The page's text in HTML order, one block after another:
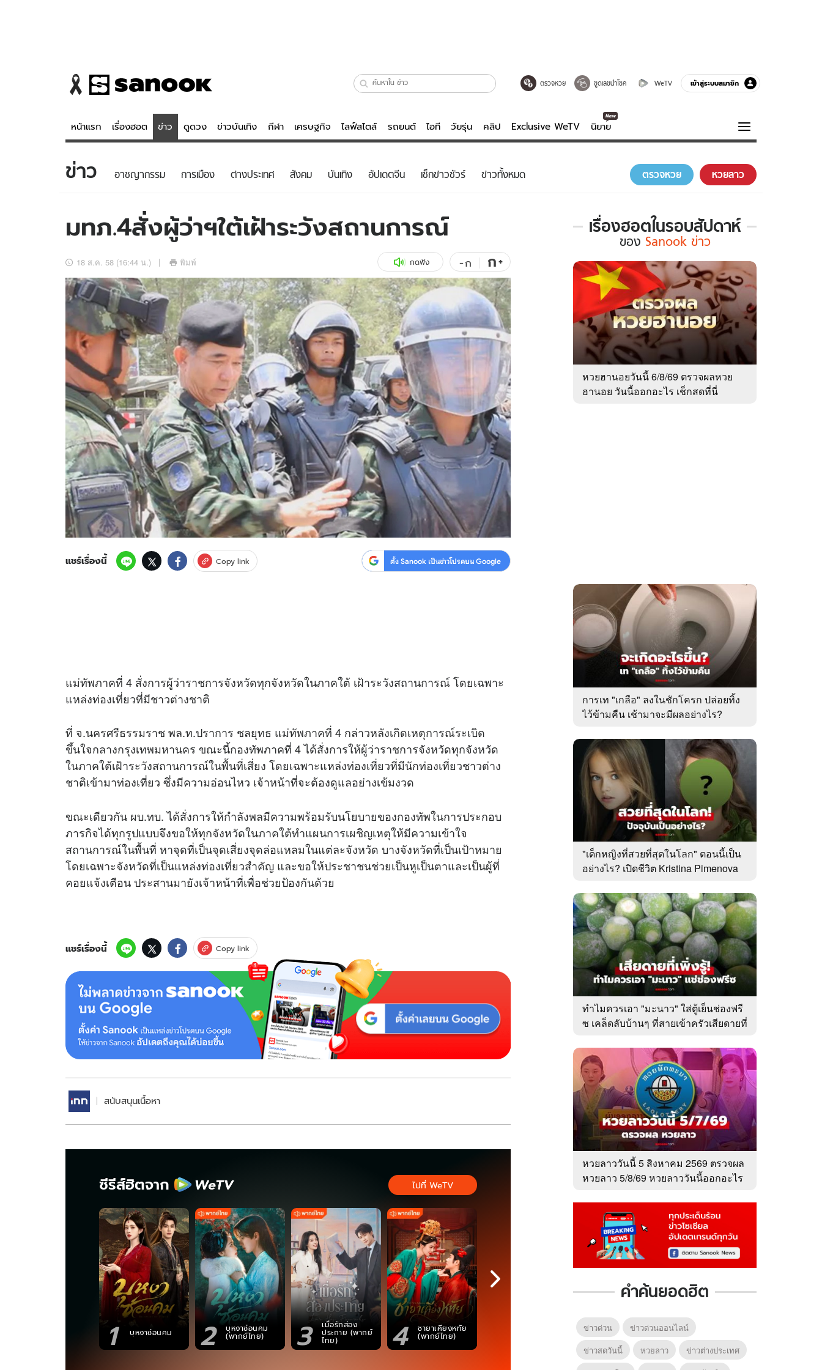
ตรวจหวย ขูดเลขนำโชค WeTV เข้าสู่ระบบสมาชิก
หน้าแรก เรื่องฮอต ข่าว ดูดวง ข่าวบันเทิง กีฬา เศรษฐกิจ ไลฟ์สไตล์ รถยนต์ ไอที วัยรุ่น คลิป Exclusive WeTV นิยาย
ข่าว
ข่าวบันเทิง
อัปเดตจีน
เช็กข่าวชัวร์
ดูดวง - ตรวจหวย
สถิติหวยไทย
ไลฟ์สไตล์
วัยรุ่น
รถยนต์
สุขภาพ
เที่ยว-กิน
Tasteful Thailand
Sanook Choice
บันเทิงครบรส
คลิป
พอดแคสต์
ดูทีวี
WeTV
Exclusive WeTV
นิยาย
ความรู้รอบตัว
ฮาวทู
ดาวน์โหลดสนุกแอปฟรี ติดตามสนุกโซเชียลได้ที่
สงวนลิขสิทธิ์ ©2569บริษัท อิมเมจ ฟิวเจอร์ (ประเทศไทย) จำกัด
ข่าว อาชญากรรม การเมือง ต่างประเทศ สังคม บันเทิง อัปเดตจีน เช็กข่าวชัวร์ ข่าวทั้งหมด ตรวจหวย หวยลาว
มทภ.4สั่งผู้ว่าฯใต้เฝ้าระวังสถานการณ์
18 ส.ค. 58 (16:44 น.) พิมพ์ กดฟัง -ก ก+
แชร์เรื่องนี้ Copy link ตั้ง Sanook เป็นข่าวโปรดบน Google
แม่ทัพภาคที่ 4 สั่งการผู้ว่าราชการจังหวัดทุกจังหวัดในภาคใต้ เฝ้าระวังสถานการณ์ โดยเฉพาะ
แหล่งท่องเที่ยวที่มีชาวต่างชาติ
ที่ จ.นครศรีธรรมราช พล.ท.ปราการ ชลยุทธ แม่ทัพภาคที่ 4 กล่าวหลังเกิดเหตุการณ์ระเบิด
ขึ้นใจกลางกรุงเทพมหานคร ขณะนี้กองทัพภาคที่ 4 ได้สั่งการให้ผู้ว่าราชการจังหวัดทุกจังหวัด
ในภาคใต้เฝ้าระวังสถานการณ์ในพื้นที่เสี่ยง โดยเฉพาะแหล่งท่องเที่ยวที่มีนักท่องเที่ยวชาวต่าง
ชาติเข้ามาท่องเที่ยว ซึ่งมีความอ่อนไหว เจ้าหน้าที่จะต้องดูแลอย่างเข้มงวด
ขณะเดียวกัน ผบ.ทบ. ได้สั่งการให้กำลังพลมีความพร้อมรับนโยบายของกองทัพในการประกอบ
ภารกิจได้ทุกรูปแบบจึงขอให้ทุกจังหวัดในภาคใต้ทำแผนการเผชิญเหตุให้มีความเข้าใจ
สถานการณ์ในพื้นที่ หาจุดที่เป็นจุดเสี่ยงจุดล่อแหลมในแต่ละจังหวัด บางจังหวัดที่เป็นเป้าหมาย
โดยเฉพาะจังหวัดที่เป็นแหล่งท่องเที่ยวสำคัญ และขอให้ประชาชนช่วยเป็นหูเป็นตาและเป็นผู้ที่
คอยแจ้งเตือน ประสานมายังเจ้าหน้าที่เพื่อช่วยป้องกันด้วย
แชร์เรื่องนี้ Copy link
สนับสนุนเนื้อหา
ซีรีส์ฮิตจาก
1 บุหงาซ่อนคม 2 บุหงาซ่อนคม
(พากย์ไทย) 3 เมื่อรักส่อง
ประกาย (พากย์
ไทย) 4 ชายาเคียงหทัย
(พากย์ไทย) 5 6 หากวินาทีนั้นไม่
พบเธอ 7 ไทย)
ไปที่ WeTV
เรื่องฮอตในรอบสัปดาห์
เรื่อง
ใน
รอบ
สัปดาห์
Sanook
ข่าว
ของ Sanook ข่าว
หวยฮานอยวันนี้ 6/8/69 ตรวจผลหวย
ฮานอย วันนี้ออกอะไร เช็กสดที่นี่
การเท "เกลือ" ลงในชักโครก ปล่อยทิ้ง
ไว้ข้ามคืน เช้ามาจะมีผลอย่างไร?
"เด็กหญิงที่สวยที่สุดในโลก" ตอนนี้เป็น
อย่างไร? เปิดชีวิต Kristina Pimenova
ทำไมควรเอา "มะนาว" ใส่ตู้เย็นช่องฟรี
ซ เคล็ดลับบ้านๆ ที่สายเข้าครัวเสียดายที่
หวยลาววันนี้ 5 สิงหาคม 2569 ตรวจผล
หวยลาว 5/8/69 หวยลาววันนี้ออกอะไร
คำค้นยอดฮิต
ข่าวด่วน
ข่าวด่วนออนไลน์
ข่าวสดวันนี้
หวยลาว
ข่าวต่างประเทศ